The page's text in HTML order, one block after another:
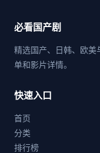
必看国产剧
精选国产、日韩、欧美
单和影片详情。
快速入口
首页
分类
排行榜